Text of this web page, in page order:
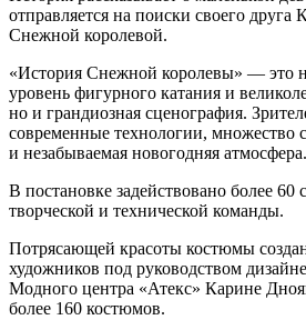
отправляется на поиски своего
Снежной королевой.
«История Снежной королевы» — это
уровень фигурного катания и
но и грандиозная сценография.
современные технологии, множество
и незабываемая новогодняя атмосфера.
В постановке задействовано более 60
творческой и технической команды.
Потрясающей красоты костюмы
художников под руководством
Модного центра «Атекс» Карине
более 160 костюмов.